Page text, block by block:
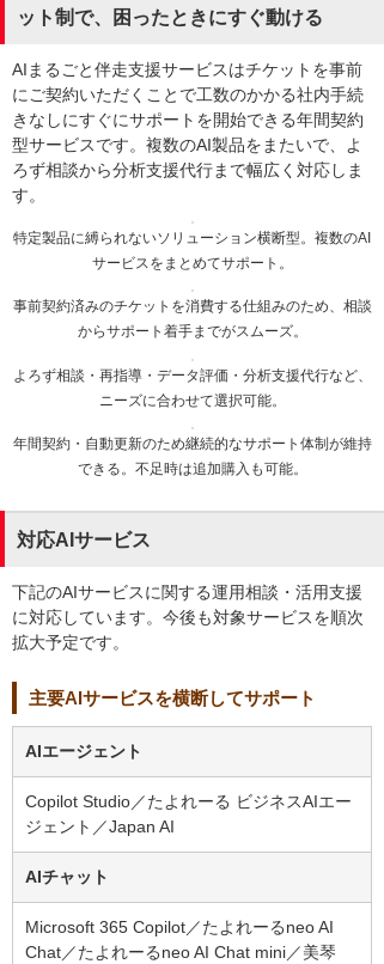
ット制で、困ったときにすぐ動ける
AIまるごと伴走支援サービスはチケットを事前
にご契約いただくことで工数のかかる社内手続
きなしにすぐにサポートを開始できる年間契約
型サービスです。複数のAI製品をまたいで、よ
ろず相談から分析支援代行まで幅広く対応しま
す。
特定製品に縛られないソリューション横断型。複数のAI
サービスをまとめてサポート。
事前契約済みのチケットを消費する仕組みのため、相談
からサポート着手までがスムーズ。
よろず相談・再指導・データ評価・分析支援代行など、
ニーズに合わせて選択可能。
年間契約・自動更新のため継続的なサポート体制が維持
できる。不足時は追加購入も可能。
対応AIサービス
下記のAIサービスに関する運用相談・活用支援
に対応しています。今後も対象サービスを順次
拡大予定です。
主要AIサービスを横断してサポート
AIエージェント
Copilot Studio／たよれーる ビジネスAIエー
ジェント／Japan AI
AIチャット
Microsoft 365 Copilot／たよれーるneo AI
Chat／たよれーるneo AI Chat mini／美琴